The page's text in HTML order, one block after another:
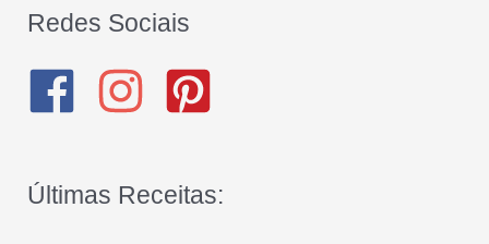
q
r
Redes Sociais
Últimas Receitas: